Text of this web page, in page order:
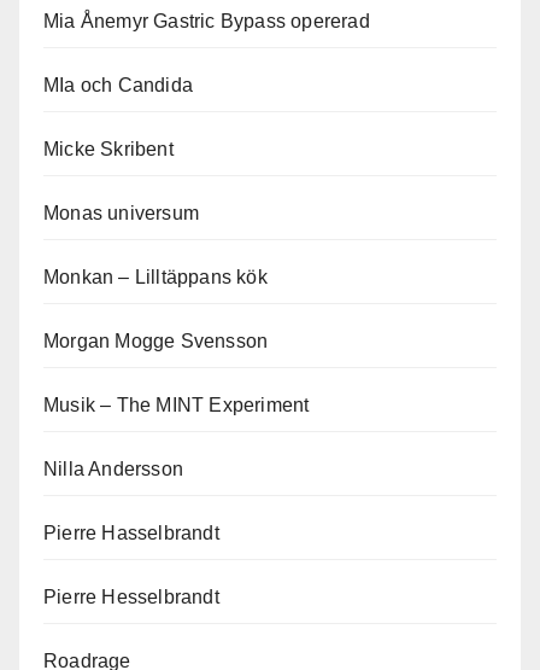
Mia Ånemyr Gastric Bypass opererad
MIa och Candida
Micke Skribent
Monas universum
Monkan – Lilltäppans kök
Morgan Mogge Svensson
Musik – The MINT Experiment
Nilla Andersson
Pierre Hasselbrandt
Pierre Hesselbrandt
Roadrage